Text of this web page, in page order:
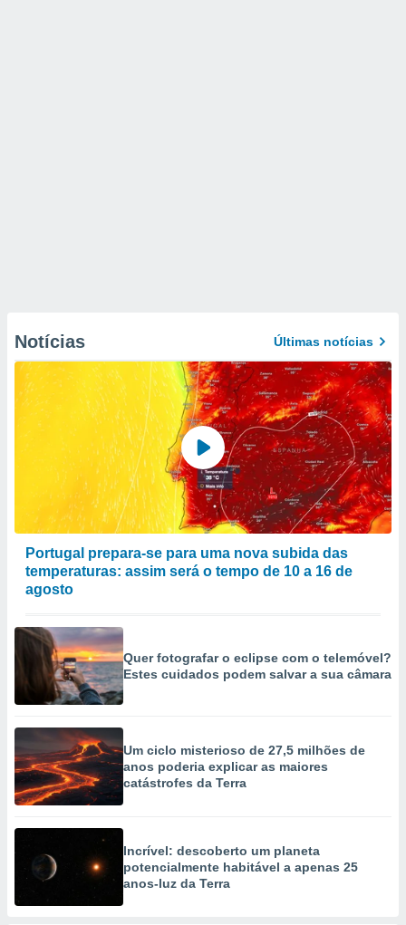
Notícias Últimas notícias
Portugal prepara-se para uma nova subida das
temperaturas: assim será o tempo de 10 a 16 de
agosto
Quer fotografar o eclipse com o telemóvel?
Estes cuidados podem salvar a sua câmara
Um ciclo misterioso de 27,5 milhões de
anos poderia explicar as maiores
catástrofes da Terra
Incrível: descoberto um planeta
potencialmente habitável a apenas 25
anos-luz da Terra